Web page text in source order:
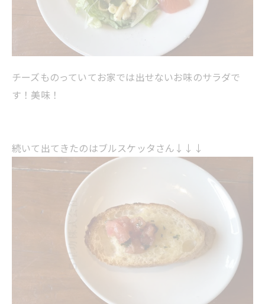
チーズものっていてお家では出せないお味のサラダで
す！美味！
続いて出てきたのはブルスケッタさん↓↓↓